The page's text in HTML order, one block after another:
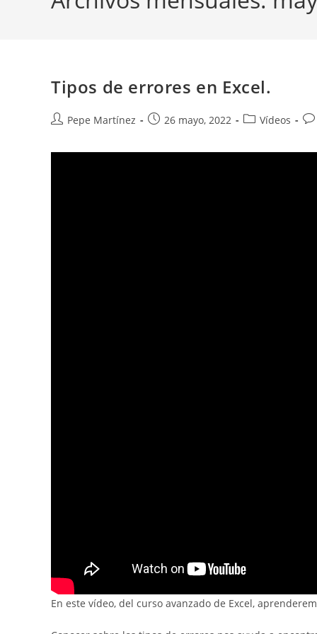
Tipos de errores en Excel.
Autor
la
Pepe Martínez
Publicación
la
26 mayo, 2022
Categoría
la
Vídeos
la
En este vídeo, del curso avanzado de Excel,